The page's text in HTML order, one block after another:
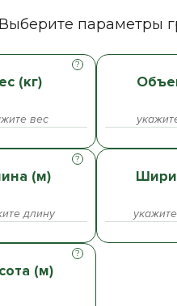
Выберите параметры
(кг)
(м)
(м)